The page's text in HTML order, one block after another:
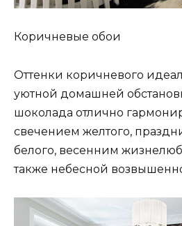
Коричневые обои
Оттенки коричневого
уютной домашней
шоколада отлично
свечением желтого,
белого, весенним
также небесной